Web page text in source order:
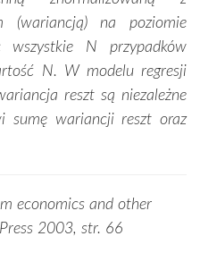
(wariancją) na poziomie
wszystkie N przypadków
N. W modelu regresji
reszt są niezależne
sumę wariancji reszt oraz
economics and other
2003, str. 66